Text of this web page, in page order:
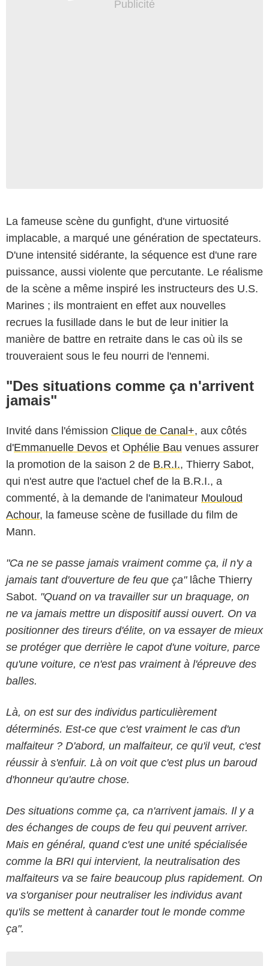
La fameuse scène du gunfight, d'une virtuosité
implacable, a marqué une génération de spectateurs.
D'une intensité sidérante, la séquence est d'une rare
puissance, aussi violente que percutante. Le réalisme
de la scène a même inspiré les instructeurs des U.S.
Marines ; ils montraient en effet aux nouvelles
recrues la fusillade dans le but de leur initier la
manière de battre en retraite dans le cas où ils se
trouveraient sous le feu nourri de l'ennemi.
"Des situations comme ça n'arrivent
jamais"
Invité dans l'émission Clique de Canal+, aux côtés
d'Emmanuelle Devos et Ophélie Bau venues assurer
la promotion de la saison 2 de B.R.I., Thierry Sabot,
qui n'est autre que l'actuel chef de la B.R.I., a
commenté, à la demande de l'animateur Mouloud
Achour, la fameuse scène de fusillade du film de
Mann.
"Ca ne se passe jamais vraiment comme ça, il n'y a
jamais tant d'ouverture de feu que ça" lâche Thierry
Sabot. "Quand on va travailler sur un braquage, on
ne va jamais mettre un dispositif aussi ouvert. On va
positionner des tireurs d'élite, on va essayer de mieux
se protéger que derrière le capot d'une voiture, parce
qu'une voiture, ce n'est pas vraiment à l'épreuve des
balles.
Là, on est sur des individus particulièrement
déterminés. Est-ce que c'est vraiment le cas d'un
malfaiteur ? D'abord, un malfaiteur, ce qu'il veut, c'est
réussir à s'enfuir. Là on voit que c'est plus un baroud
d'honneur qu'autre chose.
Des situations comme ça, ca n'arrivent jamais. Il y a
des échanges de coups de feu qui peuvent arriver.
Mais en général, quand c'est une unité spécialisée
comme la BRI qui intervient, la neutralisation des
malfaiteurs va se faire beaucoup plus rapidement. On
va s'organiser pour neutraliser les individus avant
qu'ils se mettent à canarder tout le monde comme
ça".